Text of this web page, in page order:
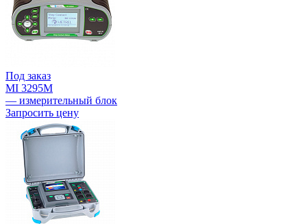
Под заказ
MI 3295M
— измерительный блок
Запросить цену